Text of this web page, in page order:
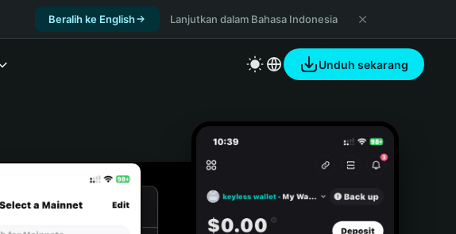
Beralih ke English Lanjutkan dalam Bahasa Indonesia
Unduh sekarang